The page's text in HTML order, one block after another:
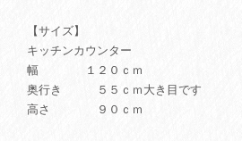
【サイズ】
キッチンカウンター
幅 １２０ｃｍ
奥行き ５５ｃｍ大き目です
高さ ９０ｃｍ